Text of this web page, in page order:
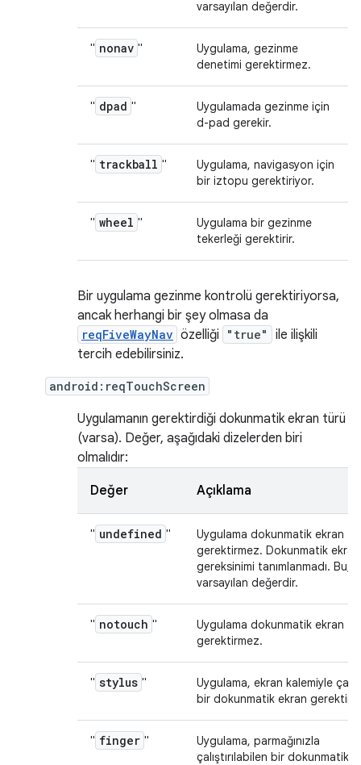
varsayılan değerdir.
" nonav "
Uygulama, gezinme
denetimi gerektirmez.
" dpad "
Uygulamada gezinme için
d-pad gerekir.
" trackball "
Uygulama, navigasyon için
bir iztopu gerektiriyor.
" wheel "
Uygulama bir gezinme
tekerleği gerektirir.
Bir uygulama gezinme kontrolü gerektiriyorsa,
ancak herhangi bir şey olmasa da
reqFiveWayNav özelliği "true"
ile ilişkili
tercih edebilirsiniz.
android:reqTouchScreen
Uygulamanın gerektirdiği dokunmatik ekran türü
(varsa). Değer, aşağıdaki dizelerden biri
olmalıdır:
Değer Açıklama
" undefined "
Uygulama dokunmatik ekran
gerektirmez. Dokunmatik ekran
gereksinimi tanımlanmadı. Bu,
varsayılan değerdir.
" notouch "
Uygulama dokunmatik ekran
gerektirmez.
" stylus "
Uygulama, ekran kalemiyle
bir dokunmatik ekran gerektirir.
" finger "
Uygulama, parmağınızla
çalıştırılabilen bir dokunmatik